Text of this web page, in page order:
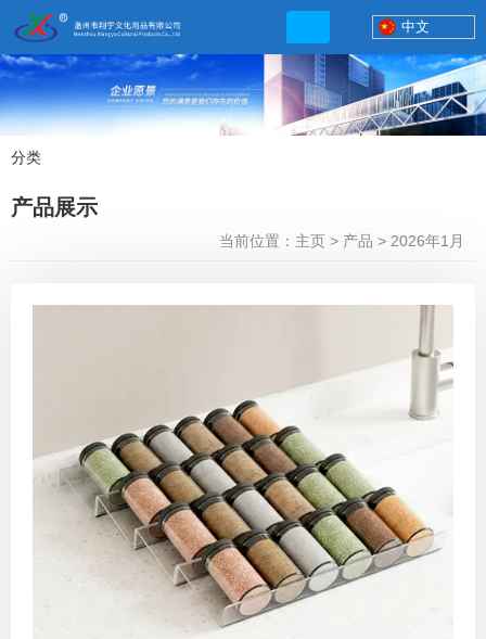
联系电话
http://xybp.tmall.com http://wzxybp.1688.com
中文
分类
产品展示
当前位置：主页 > 产品 > 2026年1月